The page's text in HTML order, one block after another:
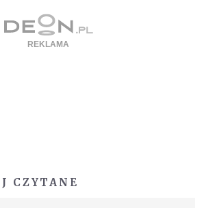
CZYTANE